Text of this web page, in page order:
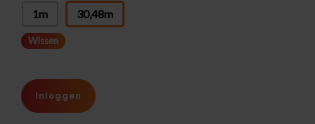
1m 30,48m
Wissen
Inloggen